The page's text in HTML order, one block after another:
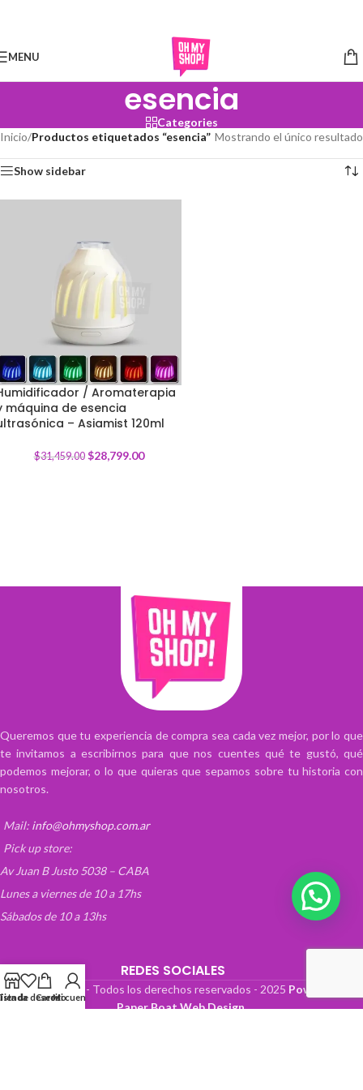
MENU
esencia
Categories
Inicio/Productos etiquetados “esencia” Mostrando el único resultado
Show sidebar
-8%
/ Aromaterapia
máquina de esencia
– Asiamist 120ml
$31,459.00 $28,799.00
Queremos que tu experiencia de compra sea cada vez mejor, por lo que
te invitamos a escribirnos para que nos cuentes qué te gustó, qué
podemos mejorar, o lo que quieras que sepamos sobre tu historia con
nosotros.
Mail: info@ohmyshop.com.ar
Pick up store:
Av Juan B Justo 5038 – CABA
Lunes a viernes de 10 a 17hs
Sábados de 10 a 13hs
REDES SOCIALES
OhMyTienda! - Todos los derechos reservados - 2025 Powered by
Paper Boat Web Design.
de deseos
CarritoMi cuenta